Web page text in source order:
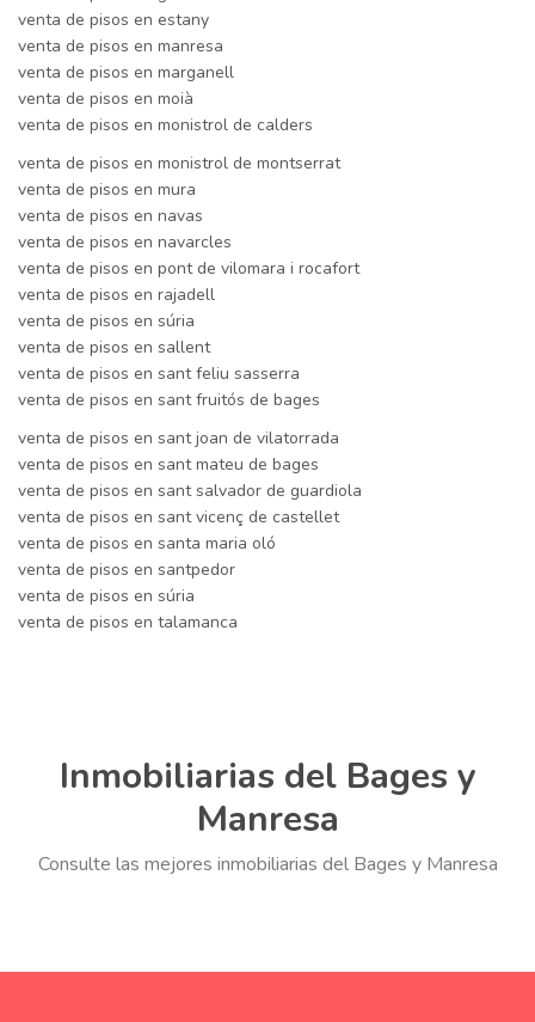
venta de pisos en estany
venta de pisos en manresa
venta de pisos en marganell
venta de pisos en moià
venta de pisos en monistrol de calders
venta de pisos en monistrol de montserrat
venta de pisos en mura
venta de pisos en navas
venta de pisos en navarcles
venta de pisos en pont de vilomara i rocafort
venta de pisos en rajadell
venta de pisos en súria
venta de pisos en sallent
venta de pisos en sant feliu sasserra
venta de pisos en sant fruitós de bages
venta de pisos en sant joan de vilatorrada
venta de pisos en sant mateu de bages
venta de pisos en sant salvador de guardiola
venta de pisos en sant vicenç de castellet
venta de pisos en santa maria oló
venta de pisos en santpedor
venta de pisos en súria
venta de pisos en talamanca
Inmobiliarias del Bages y
Manresa
Consulte las mejores inmobiliarias del Bages y Manresa